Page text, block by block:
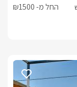
החל מ- ₪1500